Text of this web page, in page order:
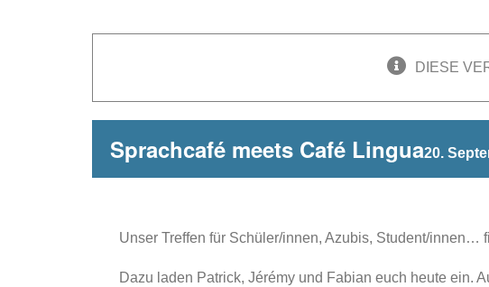
DIESE
Sprachcafé meets Café Lingua20.
Unser Treffen für Schüler/innen, Azubis, Student/innen…
Dazu laden Patrick, Jérémy und Fabian euch heute ein.